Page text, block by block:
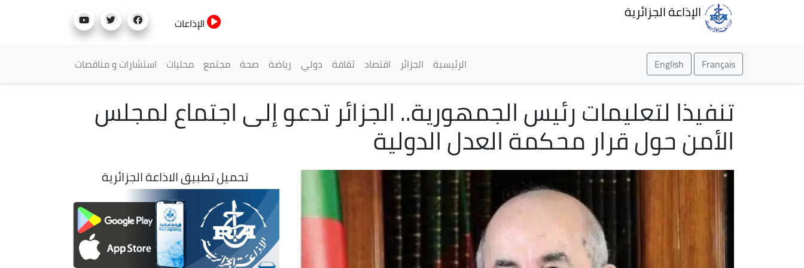
الإذاعة الجزائرية
الإذاعات
Français
English القائمة الرئيسية
الرئيسية الجزائر اقتصاد ثقافة دولي رياضة صحة مجتمع محليات استشارات و مناقصات
تنفيذا لتعليمات رئيس الجمهورية.. الجزائر تدعو إلى اجتماع لمجلس
الأمن حول قرار محكمة العدل الدولية
تحميل تطبيق الاذاعة الجزائرية